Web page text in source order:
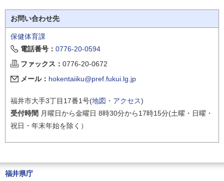
お問い合わせ先
保健体育課
電話番号： 0776-20-0594
ファックス： 0776-20-0672
メール： hokentaiiku@pref.fukui.lg.jp
福井市大手3丁目17番1号(地図・アクセス)
受付時間 月曜日から金曜日 8時30分から17時15分(土曜・日曜・
祝日・年末年始を除く）
福井県庁